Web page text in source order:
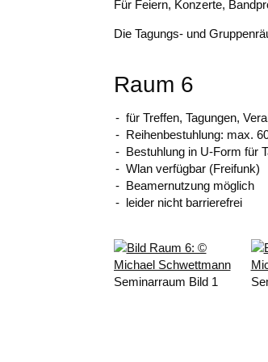
Für Feiern, Konzerte,
Die Tagungs- und
Raum 6
für Treffen, Tagungen,
Reihenbestuhlung: max.
Bestuhlung in U-Form für
Wlan verfügbar (Freifunk)
Beamernutzung möglich
leider nicht barrierefrei
Seminarraum Bild 1